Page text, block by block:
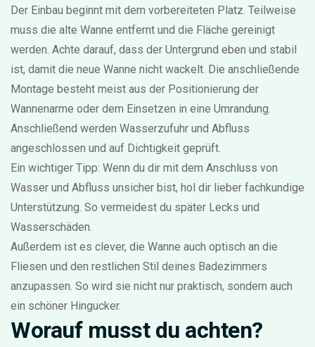
Der Einbau beginnt mit dem vorbereiteten Platz. Teilweise
muss die alte Wanne entfernt und die Fläche gereinigt
werden. Achte darauf, dass der Untergrund eben und stabil
ist, damit die neue Wanne nicht wackelt. Die anschließende
Montage besteht meist aus der Positionierung der
Wannenarme oder dem Einsetzen in eine Umrandung.
Anschließend werden Wasserzufuhr und Abfluss
angeschlossen und auf Dichtigkeit geprüft.
Ein wichtiger Tipp: Wenn du dir mit dem Anschluss von
Wasser und Abfluss unsicher bist, hol dir lieber fachkundige
Unterstützung. So vermeidest du später Lecks und
Wasserschäden.
Außerdem ist es clever, die Wanne auch optisch an die
Fliesen und den restlichen Stil deines Badezimmers
anzupassen. So wird sie nicht nur praktisch, sondern auch
ein schöner Hingucker.
Worauf musst du achten?